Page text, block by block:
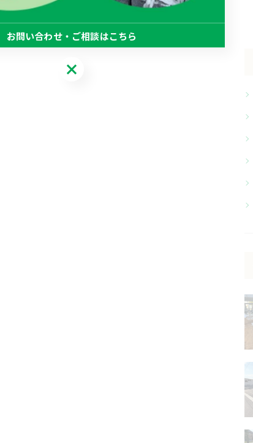
#土間コンクリート
#大谷石
お問い合わせ・ご相談はこちら
お問い合わせ・ご相談はこちら